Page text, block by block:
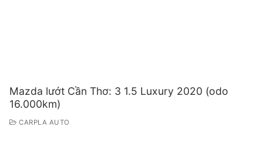
Mazda lướt Cần Thơ: 3 1.5 Luxury 2020 (odo
16.000km)
CARPLA AUTO